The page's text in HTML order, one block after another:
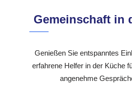
Gemeinschaft in
Genießen Sie entspanntes
erfahrene Helfer in der Küche
angenehme